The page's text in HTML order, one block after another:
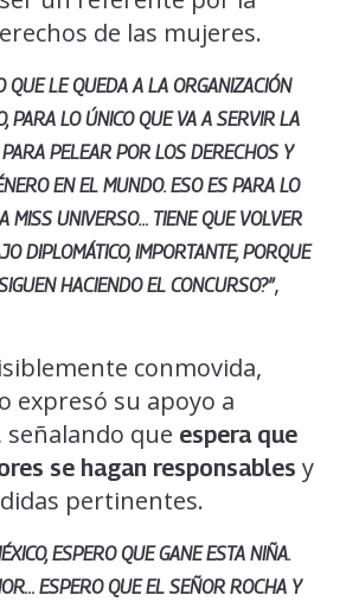
de las mujeres.
QUE LE QUEDA A LA ORGANIZACIÓN
PARA LO ÚNICO QUE VA A SERVIR LA
PELEAR POR LOS DERECHOS Y
EN EL MUNDO. ESO ES PARA LO
MISS UNIVERSO… TIENE QUE VOLVER
DIPLOMÁTICO, IMPORTANTE, PORQUE
HACIENDO EL CONCURSO?”,
conmovida,
expresó su apoyo a
señalando que espera que
se hagan responsables y
pertinentes.
ESPERO QUE GANE ESTA NIÑA.
ESPERO QUE EL SEÑOR ROCHA Y